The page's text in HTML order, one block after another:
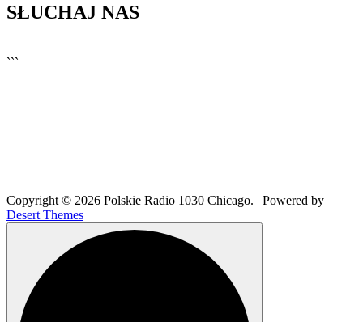
SŁUCHAJ NAS
```
Copyright © 2026 Polskie Radio 1030 Chicago. | Powered by
Desert Themes